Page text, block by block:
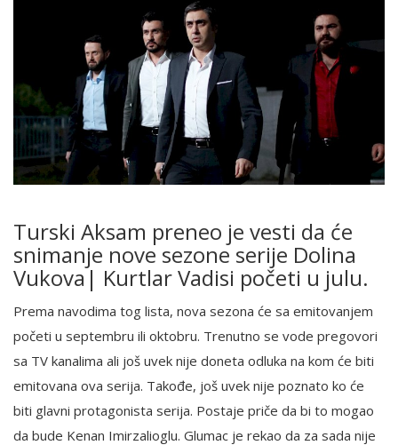
Turski Aksam preneo je vesti da će
snimanje nove sezone serije Dolina
Vukova| Kurtlar Vadisi početi u julu.
Prema navodima tog lista, nova sezona će sa emitovanjem
početi u septembru ili oktobru. Trenutno se vode pregovori
sa TV kanalima ali još uvek nije doneta odluka na kom će biti
emitovana ova serija. Takođe, još uvek nije poznato ko će
biti glavni protagonista serija. Postaje priče da bi to mogao
da bude Kenan Imirzalioglu. Glumac je rekao da za sada nije